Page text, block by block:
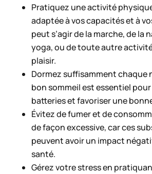
Pratiquez une activité
adaptée à vos capacités et à
peut s’agir de la marche, de la
yoga, ou de toute autre
plaisir.
Dormez suffisamment chaque
bon sommeil est essentiel
batteries et favoriser une
Évitez de fumer et de
de façon excessive, car ces
peuvent avoir un impact
santé.
Gérez votre stress en